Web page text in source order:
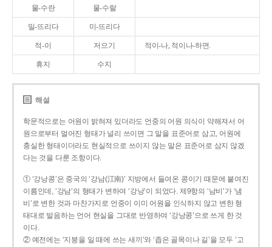
물-수란 물-수랄
밀-뜨리다 미-뜨리다
적-이 저으기 적이-나, 적이나-하면.
휴지 수지
해설
학문적으로는 어원이 밝혀져 있더라도 언중의 어원 의식이 약해져서 어
원으로부터 멀어진 형태가 널리 쓰이면 그 말을 표준어로 삼고, 어원에
충실한 형태이더라도 현실적으로 쓰이지 않는 말은 표준어로 삼지 않겠
다는 것을 다룬 조항이다.
① ‘강낭콩’은 중국의 ‘강남(江南)’ 지방에서 들여온 콩이기 때문에 붙여진
이름인데, ‘강남’의 형태가 변하여 ‘강낭’이 되었다. 제9항의 ‘남비’가 ‘냄
비’로 변한 것과 마찬가지로 언중이 이미 어원을 인식하지 않고 변한 형
태대로 발음하는 언어 현실을 그대로 반영하여 ‘강낭콩’으로 쓰게 한 것
이다.
② 예전에는 ‘지붕을 일 때에 쓰는 새끼’와 ‘좁은 골목이나 길’을 모두 ‘고